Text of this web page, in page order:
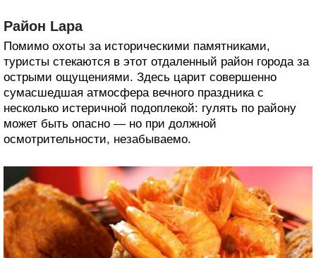
Район Lapa
Помимо охоты за историческими памятниками,
туристы стекаются в этот отдаленный район города за
острыми ощущениями. Здесь царит совершенно
сумасшедшая атмосфера вечного праздника с
несколько истеричной подоплекой: гулять по району
может быть опасно — но при должной
осмотрительности, незабываемо.